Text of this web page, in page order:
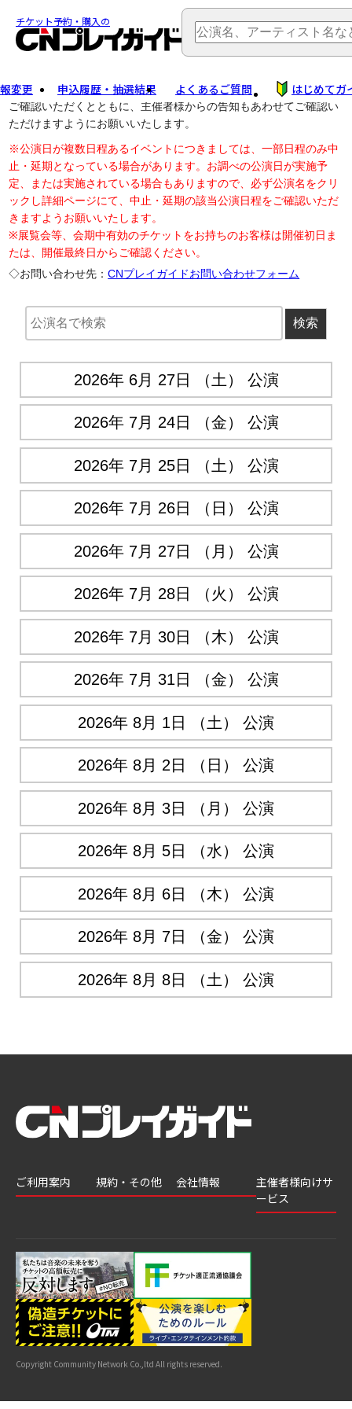
チケット予約・購入の
変更 申込履歴・抽選結果 よくあるご質問 はじめてガ
公演中止に伴う払戻し・延期等のご案内は、以下公演日リンクから
ご確認いただくとともに、主催者様からの告知もあわせてご確認い
ただけますようにお願いいたします。
※公演日が複数日程あるイベントにつきましては、一部日程のみ中
止・延期となっている場合があります。お調べの公演日が実施予
定、または実施されている場合もありますので、必ず公演名をクリ
ックし詳細ページにて、中止・延期の該当公演日程をご確認いただ
きますようお願いいたします。
※展覧会等、会期中有効のチケットをお持ちのお客様は開催初日ま
たは、開催最終日からご確認ください。
◇お問い合わせ先：CNプレイガイドお問い合わせフォーム
2026年 6月 27日 （土） 公演
2026年 7月 24日 （金） 公演
2026年 7月 25日 （土） 公演
2026年 7月 26日 （日） 公演
2026年 7月 27日 （月） 公演
2026年 7月 28日 （火） 公演
2026年 7月 30日 （木） 公演
2026年 7月 31日 （金） 公演
2026年 8月 1日 （土） 公演
2026年 8月 2日 （日） 公演
2026年 8月 3日 （月） 公演
2026年 8月 5日 （水） 公演
2026年 8月 6日 （木） 公演
2026年 8月 7日 （金） 公演
2026年 8月 8日 （土） 公演
ご利用案内
結果
よくあるご質問
はじめてガイド
公演中止・変更
サイトマップ
規約・その他
利用規約
特商法に基づく
表示
カスタマーハラ
スメントへの対
応指針
会社情報
主催者様向けサ
ービス
Copyright Community Network Co.,ltd All rights reserved.